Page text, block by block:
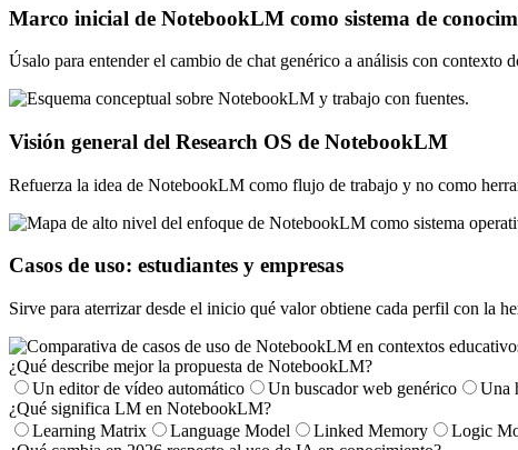
Marco inicial de NotebookLM como sistema de
Úsalo para entender el cambio de chat genérico a análisis con contexto
Visión general del Research OS de NotebookLM
Refuerza la idea de NotebookLM como flujo de trabajo y no como
Casos de uso: estudiantes y empresas
Sirve para aterrizar desde el inicio qué valor obtiene cada perfil con la
¿Qué describe mejor la propuesta de NotebookLM?
Un editor de vídeo automático
Un buscador web genérico Una
¿Qué significa LM en NotebookLM?
Learning Matrix
Language Model Linked Memory
Logic